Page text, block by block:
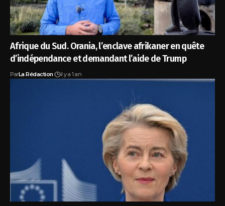
Afrique du Sud. Orania, l’enclave afrikaner en quête
d’indépendance et demandant l’aide de Trump
ParLa Rédaction il y a 1 an